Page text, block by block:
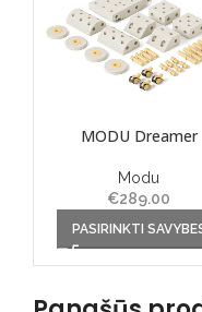
MODU Dreamer
Modu
€289.00
PASIRINKTI
This product has
variants. The options
be chosen on the